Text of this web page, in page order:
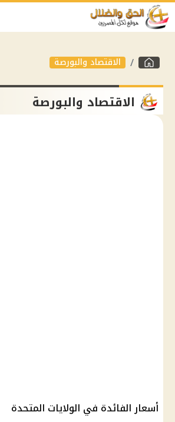
الاقتصاد والبورصة
الاقتصاد والبورصة
أسعار الفائدة في الولايات المتحدة